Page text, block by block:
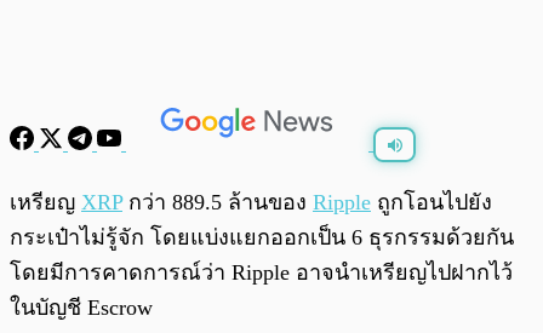
0:00 / 0:00
เหรียญ XRPกว่า 889.5 ล้านของ Ripple ถูกโอนไปยัง
กระเป๋าไม่รู้จัก โดยแบ่งแยกออกเป็น 6 ธุรกรรมด้วยกัน
โดยมีการคาดการณ์ว่า Ripple อาจนำเหรียญไปฝากไว้
ในบัญชี Escrow